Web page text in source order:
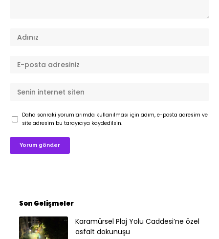
Daha sonraki yorumlarımda kullanılması için adım, e-posta adresim ve
site adresim bu tarayıcıya kaydedilsin.
Son Gelişmeler
Karamürsel Plaj Yolu Caddesi’ne özel
asfalt dokunuşu